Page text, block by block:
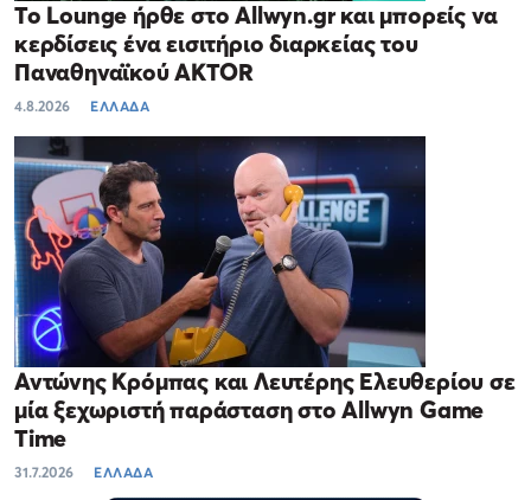
Το Lounge ήρθε στο Allwyn.gr και μπορείς να
κερδίσεις ένα εισιτήριο διαρκείας του
Παναθηναϊκού AKTOR
4.8.2026 ΕΛΛΑΔΑ
Αντώνης Κρόμπας και Λευτέρης Ελευθερίου σε
μία ξεχωριστή παράσταση στο Allwyn Game
Time
31.7.2026 ΕΛΛΑΔΑ